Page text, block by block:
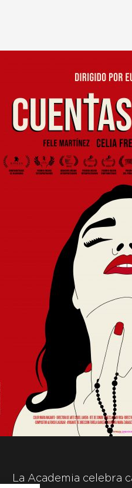
La Academia celebra